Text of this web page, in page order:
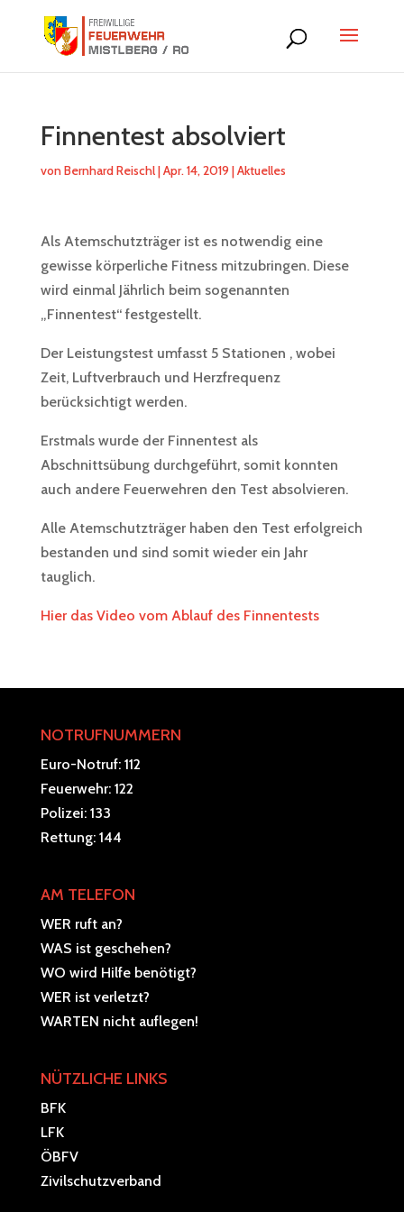
Finnentest absolviert
vonBernhard Reischl|Apr. 14, 2019 |Aktuelles
Als Atemschutzträger ist es notwendig eine
gewisse körperliche Fitness mitzubringen. Diese
wird einmal Jährlich beim sogenannten
„Finnentest“ festgestellt.
Der Leistungstest umfasst 5 Stationen , wobei
Zeit, Luftverbrauch und Herzfrequenz
berücksichtigt werden.
Erstmals wurde der Finnentest als
Abschnittsübung durchgeführt, somit konnten
auch andere Feuerwehren den Test absolvieren.
Alle Atemschutzträger haben den Test erfolgreich
bestanden und sind somit wieder ein Jahr
tauglich.
Hier das Video vom Ablauf des Finnentests
NOTRUFNUMMERN
Euro-Notruf: 112
Feuerwehr: 122
Polizei: 133
Rettung: 144
AM TELEFON
WER ruft an?
WAS ist geschehen?
WO wird Hilfe benötigt?
WER ist verletzt?
WARTEN nicht auflegen!
NÜTZLICHE LINKS
BFK
LFK
ÖBFV
Zivilschutzverband